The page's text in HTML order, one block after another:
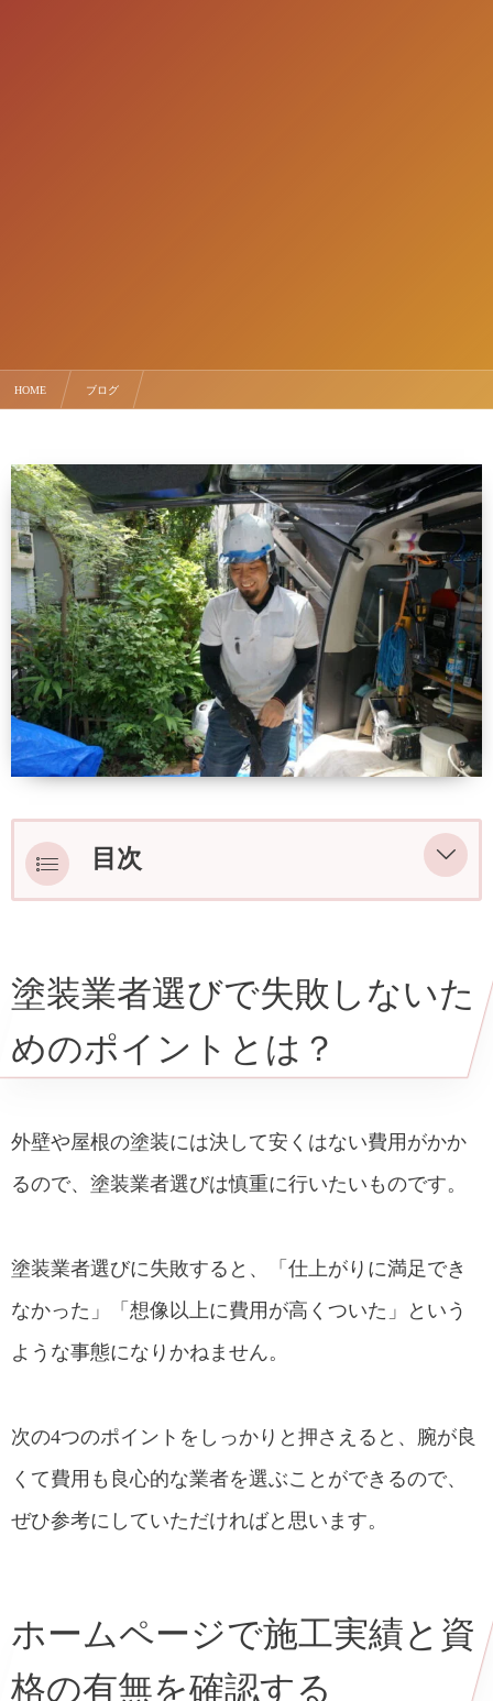
HOME ブログ
目次
ホームページで施工実績と資格の有無を
確認する
2社以上の相見積もりを取り寄せる
業者の対応力を確認する
アフターフォロー体制を確認する
すすめ
塗装業者選びで失敗しないた
めのポイントとは？
外壁や屋根の塗装には決して安くはない費用がかか
るので、塗装業者選びは慎重に行いたいものです。
塗装業者選びに失敗すると、「仕上がりに満足でき
なかった」「想像以上に費用が高くついた」という
ような事態になりかねません。
次の4つのポイントをしっかりと押さえると、腕が良
くて費用も良心的な業者を選ぶことができるので、
ぜひ参考にしていただければと思います。
ホームページで施工実績と資
格の有無を確認する